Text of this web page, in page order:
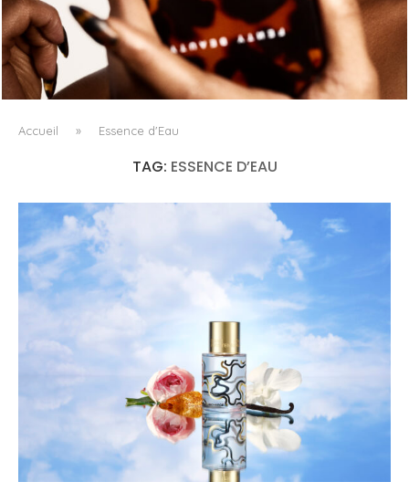
FENTY BEAUTY EXPLORE LA TEXTURE COMME LANGAGE
AVEC LE SUN STALK’R SOUFFLÉ...
Accueil » Essence d'Eau
TAG: ESSENCE D’EAU